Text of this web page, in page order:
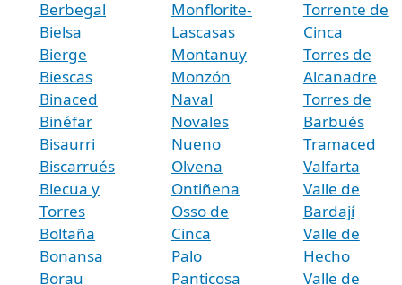
Berbegal
Bielsa
Bierge
Biescas
Binaced
Binéfar
Bisaurri
Biscarrués
Blecua y
Torres
Boltaña
Bonansa
Borau
Monflorite-
Lascasas
Montanuy
Monzón
Naval
Novales
Nueno
Olvena
Ontiñena
Osso de
Cinca
Palo
Panticosa
Torrente de
Cinca
Torres de
Alcanadre
Torres de
Barbués
Tramaced
Valfarta
Valle de
Bardají
Valle de
Hecho
Valle de